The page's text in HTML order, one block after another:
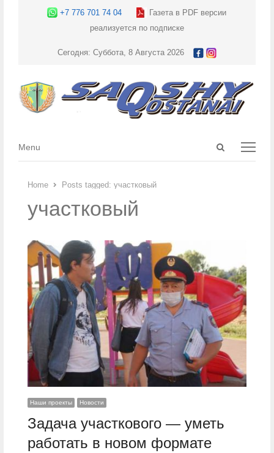
+7 776 701 74 04
Газета в PDF версии
реализуется по подписке
Сегодня: Суббота, 8 Августа 2026
Open
Menu
Menu
Home Posts tagged: участковый
участковый
Наши проекты Новости
Задача участкового — уметь
работать в новом формате